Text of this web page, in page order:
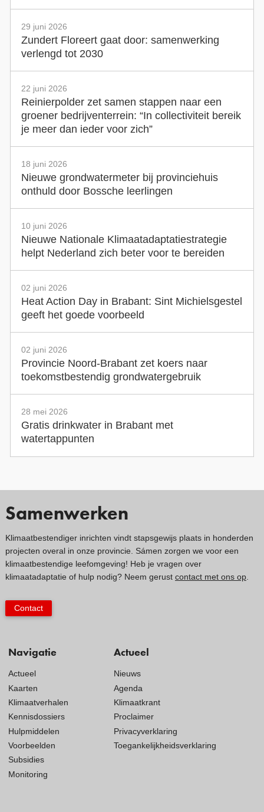
29 juni 2026
Zundert Floreert gaat door: samenwerking
verlengd tot 2030
22 juni 2026
Reinierpolder zet samen stappen naar een
groener bedrijventerrein: “In collectiviteit bereik
je meer dan ieder voor zich”
18 juni 2026
Nieuwe grondwatermeter bij provinciehuis
onthuld door Bossche leerlingen
10 juni 2026
Nieuwe Nationale Klimaatadaptatiestrategie
helpt Nederland zich beter voor te bereiden
02 juni 2026
Heat Action Day in Brabant: Sint Michielsgestel
geeft het goede voorbeeld
02 juni 2026
Provincie Noord-Brabant zet koers naar
toekomstbestendig grondwatergebruik
28 mei 2026
Gratis drinkwater in Brabant met
watertappunten
Navigatie
Actueel
Kaarten
Klimaatverhalen
Kennisdossiers
Hulpmiddelen
Voorbeelden
Subsidies
Monitoring
Actueel
Nieuws
Agenda
Klimaatkrant
Proclaimer
Privacyverklaring
Toegankelijkheidsverklaring
Samenwerken
Klimaatbestendiger inrichten vindt stapsgewijs plaats in honderden
projecten overal in onze provincie. Sámen zorgen we voor een
klimaatbestendige leefomgeving! Heb je vragen over
klimaatadaptatie of hulp nodig? Neem gerust contact met ons op.
Contact